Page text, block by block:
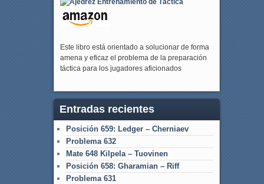
Este libro está orientado a solucionar de forma
amena y eficaz el problema de la preparación
táctica para los jugadores aficionados
Entradas recientes
Posición 659: Ledger – Cherniaev
Problema 632
Mate 648 Kilpela – Tuovinen
Posición 658: Gharamian – Riff
Problema 631